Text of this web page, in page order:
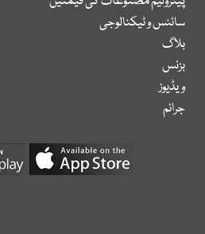
سائنس و ٹیکنالوجی
بلاگ
بزنس
ویڈیوز
جرائم